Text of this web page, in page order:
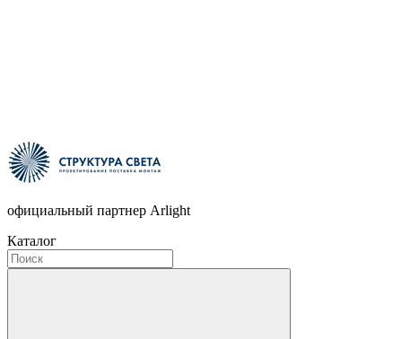
официальный партнер Arlight
Каталог